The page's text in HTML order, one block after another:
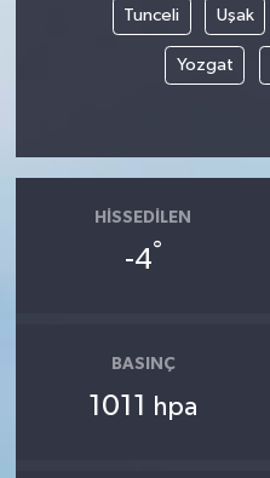
Tunceli Uşak
Yozgat
HISSEDILEN
-4°
BASINÇ
1011 hpa